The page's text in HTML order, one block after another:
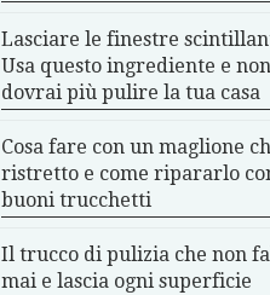
Lasciare le finestre
Usa questo ingrediente e non
dovrai più pulire la tua casa
Cosa fare con un maglione
ristretto e come ripararlo
buoni trucchetti
Il trucco di pulizia che non
mai e lascia ogni superficie